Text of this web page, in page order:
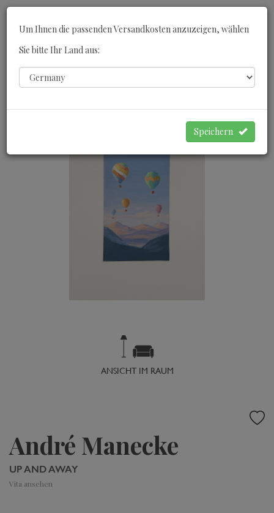
ANSICHT IM RAUM
André Manecke
UP AND AWAY
Vita ansehen
Um Ihnen die passenden Versandkosten anzuzeigen, wählen
Sie bitte Ihr Land aus:
Speichern